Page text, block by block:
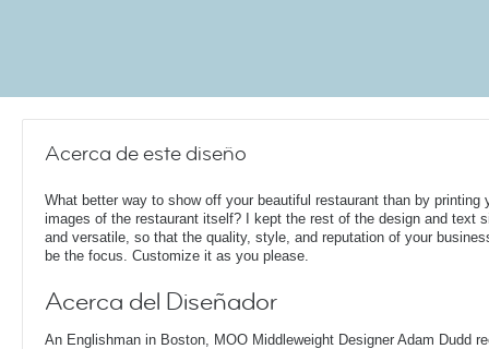
Acerca de este diseño
What better way to show off your beautiful restaurant than by printing
images of the restaurant itself? I kept the rest of the design and text
and versatile, so that the quality, style, and reputation of your
be the focus. Customize it as you please.
Acerca del Diseñador
An Englishman in Boston, MOO Middleweight Designer Adam Dudd